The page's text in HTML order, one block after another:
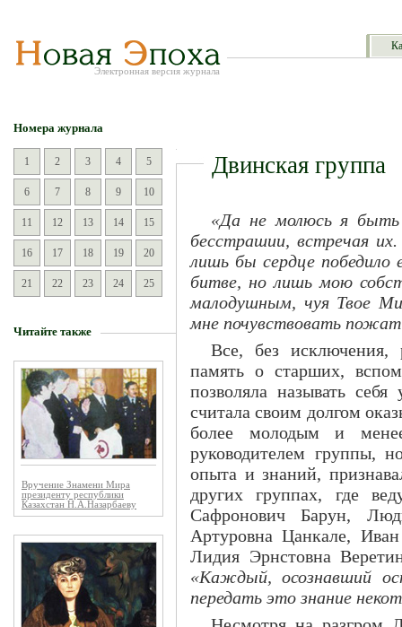
Электронная версия журнала
Номера журнала
1 2 3 4 5
6 7 8 9 10
11 12 13 14 15
16 17 18 19 20
21 22 23 24 25
Читайте также
Вручение Знамени Мира
президенту республики
Казахстан Н.А.Назарбаеву
Двинская группа
«Да не молюсь я
бесстрашии, встречая
лишь бы сердце победило
битве, но лишь мою
малодушным, чуя Твое
мне почувствовать
Все, без исключения,
память о старших,
позволяла называть
считала своим долгом
более молодым и
руководителем группы,
опыта и знаний,
других группах, где
Сафронович Барун,
Артуровна Цанкале,
Лидия Эрнстовна
«Каждый, осознавший
передать это знание